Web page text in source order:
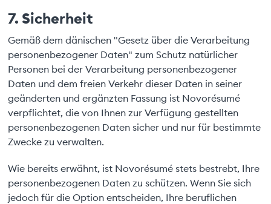
7. Sicherheit
Gemäß dem dänischen "Gesetz über die Verarbeitung
personenbezogener Daten" zum Schutz natürlicher
Personen bei der Verarbeitung personenbezogener
Daten und dem freien Verkehr dieser Daten in seiner
geänderten und ergänzten Fassung ist Novorésumé
verpflichtet, die von Ihnen zur Verfügung gestellten
personenbezogenen Daten sicher und nur für bestimmte
Zwecke zu verwalten.
Wie bereits erwähnt, ist Novorésumé stets bestrebt, Ihre
personenbezogenen Daten zu schützen. Wenn Sie sich
jedoch für die Option entscheiden, Ihre beruflichen